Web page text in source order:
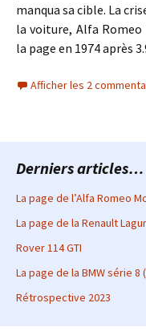
manqua sa cible. La
la voiture, Alfa
la page en 1974 après
Afficher les 2
Derniers articles…
La page de l’Alfa Romeo
La page de la Renault
Rover 114 GTI
La page de la BMW série 8
Rétrospective 2023